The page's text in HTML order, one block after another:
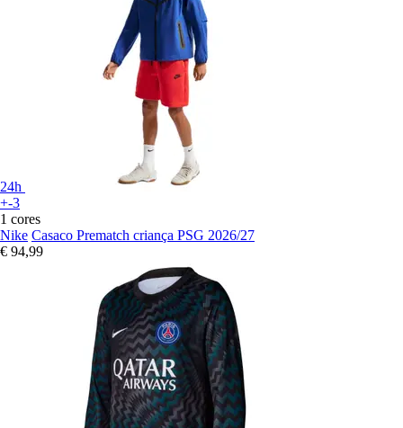
24h
+-3
1 cores
Nike Casaco Prematch criança PSG 2026/27
€ 94,99